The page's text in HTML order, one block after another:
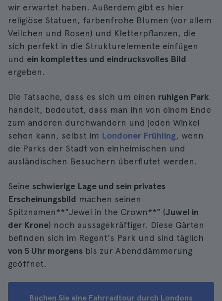
wir erwartet haben. Außerdem gibt es hier
religiöse Statuen, farbenfrohe Blumen (vor allem
Veilchen und Rosen) und Kletterpflanzen, die
sich perfekt in die Strukturelemente einfügen
und ein komplettes und eindrucksvolles Bild
ergeben.
Die Tatsache, dass es sich um einen ruhigen Park
handelt, bedeutet, dass man ihn von einem Ende
zum anderen durchwandern und jeden Winkel
sehen kann, selbst im Londoner Frühling, wenn
die Parks der Stadt von einheimischen und
ausländischen Besuchern überflutet werden.
Seine schwierige Lage und sein privates
Erscheinungsbild machen seinen
Spitznamen**"Jewel in the Crown**" (Juwel in
der Krone) noch aussagekräftiger. Diese Gärten
befinden sich im Regent's Park und sind täglich
von 5 Uhr morgens bis zur Abenddämmerung
geöffnet.
Buchen Sie eine Fahrradtour durch Londons